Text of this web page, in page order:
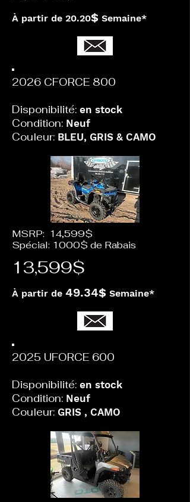
À partir de 20.20$ Semaine*
2026 CFORCE 800
Disponibilité: en stock
Condition: Neuf
Couleur: BLEU, GRIS & CAMO
MSRP: 14,599$
Spécial: 1000$ de Rabais
13,599$
À partir de 49.34$ Semaine*
2025 UFORCE 600
Disponibilité: en stock
Condition: Neuf
Couleur: GRIS , CAMO